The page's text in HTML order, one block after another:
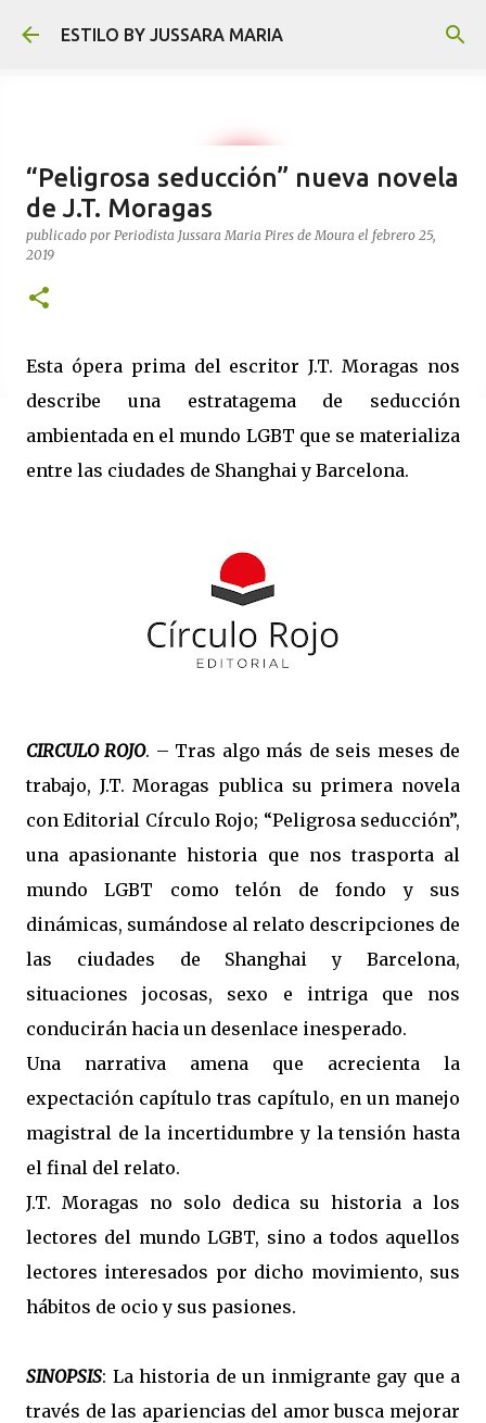
Ir al contenido principal
ESTILO BY JUSSARA MARIA
“Peligrosa seducción” nueva novela
de J.T. Moragas
publicado por Periodista Jussara Maria Pires de Moura el febrero 25,
2019
Esta ópera prima del escritor J.T. Moragas nos
describe una estratagema de seducción
ambientada en el mundo LGBT que se materializa
entre las ciudades de Shanghai y Barcelona.
CIRCULO ROJO. – Tras algo más de seis meses de
trabajo, J.T. Moragas publica su primera novela
con Editorial Círculo Rojo; “Peligrosa seducción”,
una apasionante historia que nos trasporta al
mundo LGBT como telón de fondo y sus
dinámicas, sumándose al relato descripciones de
las ciudades de Shanghai y Barcelona,
situaciones jocosas, sexo e intriga que nos
conducirán hacia un desenlace inesperado.
Una narrativa amena que acrecienta la
expectación capítulo tras capítulo, en un manejo
magistral de la incertidumbre y la tensión hasta
el final del relato.
J.T. Moragas no solo dedica su historia a los
lectores del mundo LGBT, sino a todos aquellos
lectores interesados por dicho movimiento, sus
hábitos de ocio y sus pasiones.
SINOPSIS: La historia de un inmigrante gay que a
través de las apariencias del amor busca mejorar